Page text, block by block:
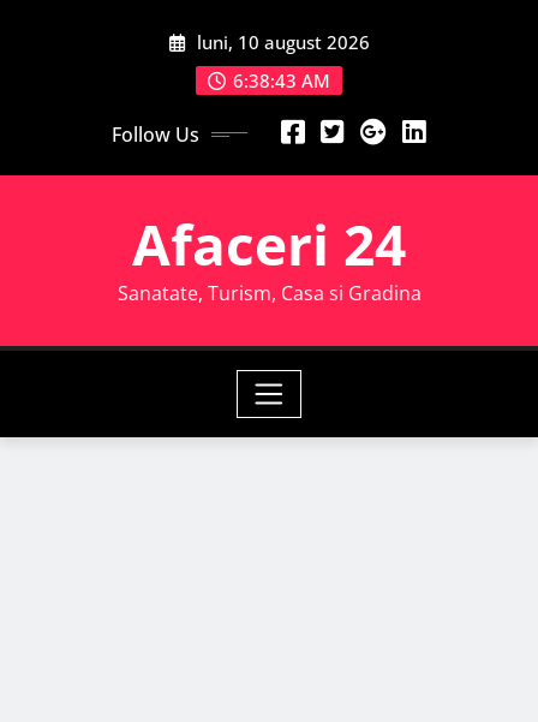
luni, 10 august 2026
6:38:44 AM
Follow Us
Afaceri 24
Sanatate, Turism, Casa si Gradina